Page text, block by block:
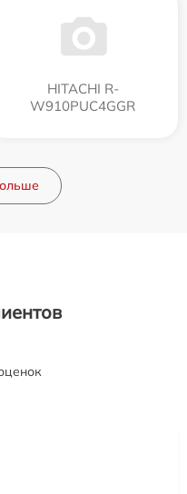
HITACHI R-
W910PUC4GGR